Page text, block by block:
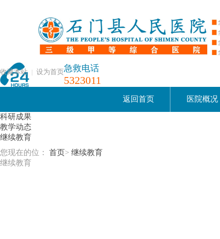
收藏本站 | 设为首页急救电话
5323011
返回首页 医院概况
科研成果
教学动态
继续教育
您现在的位： 首页> 继续教育
继续教育